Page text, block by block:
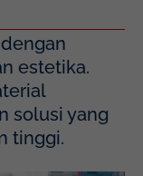
estetika.
solusi yang
tinggi.